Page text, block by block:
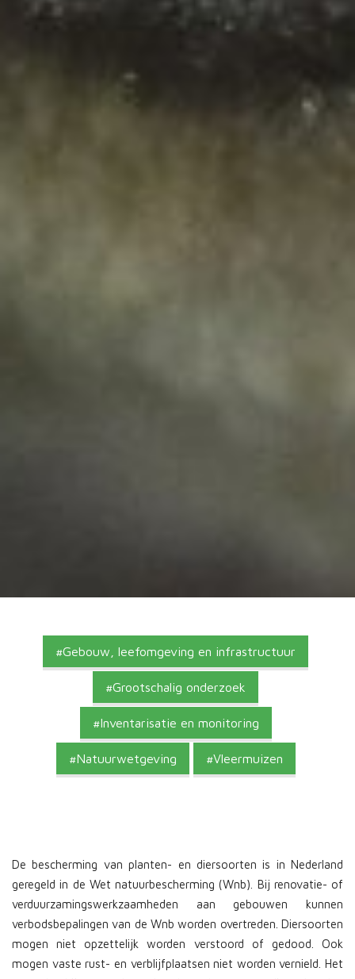
Gebouw, leefomgeving en infrastructuur
Grootschalig onderzoek
Inventarisatie en monitoring
Natuurwetgeving Vleermuizen
De bescherming van planten- en diersoorten is in Nederland
geregeld in de Wet natuurbescherming (Wnb). Bij renovatie- of
verduurzamingswerkzaamheden aan gebouwen kunnen
verbodsbepalingen van de Wnb worden overtreden. Diersoorten
mogen niet opzettelijk worden verstoord of gedood. Ook
mogen vaste rust- en verblijfplaatsen niet worden vernield. Het